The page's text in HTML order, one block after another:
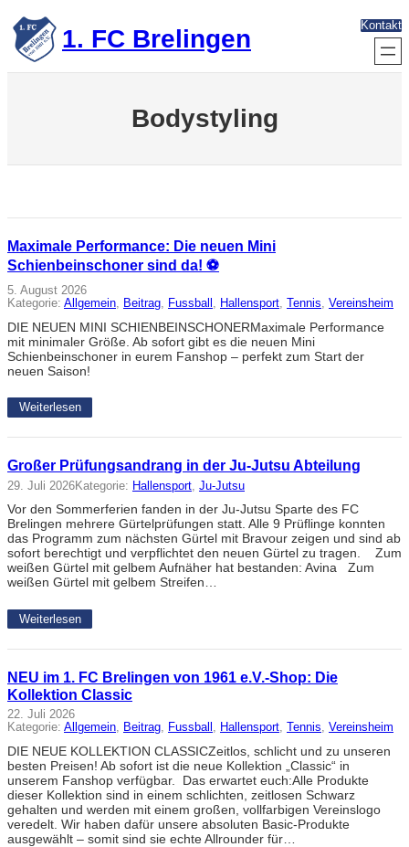
Zum
Inhalt
springen 1. FC Brelingen Kontakt
Bodystyling
Maximale Performance: Die neuen Mini
Schienbeinschoner sind da! ⚽
5. August 2026
Kategorie: Allgemein, Beitrag, Fussball , Hallensport, Tennis, Vereinsheim
DIE NEUEN MINI SCHIENBEINSCHONERMaximale Performance
mit minimaler Größe. Ab sofort gibt es die neuen Mini
Schienbeinschoner in eurem Fanshop – perfekt zum Start der
neuen Saison!
Weiterlesen
Großer Prüfungsandrang in der Ju-Jutsu Abteilung
29. Juli 2026Kategorie: Hallensport Ju-Jutsu
Vor den Sommerferien fanden in der Ju-Jutsu Sparte des FC
Brelingen mehrere Gürtelprüfungen statt. Alle 9 Prüflinge konnten
das Programm zum nächsten Gürtel mit Bravour zeigen und sind ab
sofort berechtigt und verpflichtet den neuen Gürtel zu tragen. Zum
weißen Gürtel mit gelbem Aufnäher hat bestanden: Avina Zum
weißen Gürtel mit gelbem Streifen…
Weiterlesen
NEU im 1. FC Brelingen von 1961 e.V.-Shop: Die
Kollektion Classic
22. Juli 2026
Kategorie: Allgemein, Beitrag, Fussball , Hallensport, Tennis, Vereinsheim
DIE NEUE KOLLEKTION CLASSICZeitlos, schlicht und zu unseren
besten Preisen! Ab sofort ist die neue Kollektion „Classic“ in
unserem Fanshop verfügbar. Das erwartet euch:Alle Produkte
dieser Kollektion sind in einem schlichten, zeitlosen Schwarz
gehalten und werden mit einem großen, vollfarbigen Vereinslogo
veredelt. Wir haben dafür unsere absoluten Basic-Produkte
ausgewählt – somit sind sie echte Allrounder für…